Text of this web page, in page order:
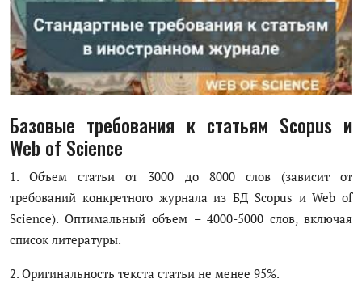
Цифровые коллекции
История здравоохранения Узбекистана
Периодические издания
Фотогалерея
ВАК
ИИ
PDF-translator
Базовые требования к статьям Scopus и
Web of Science
1. Объем статьи от 3000 до 8000 слов (зависит от
требований конкретного журнала из БД Scopus и Web of
Science). Оптимальный объем – 4000-5000 слов, включая
список литературы.
2. Оригинальность текста статьи не менее 95%.